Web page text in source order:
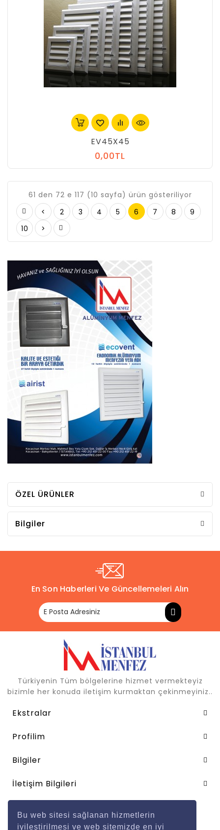
Bu web sitesi sağlanan hizmetlerin
iyileştirilmesi ve web sitemizde en iyi
EV45X45
0,00TL
61 den 72 e 117 (10 sayfa) ürün gösteriliyor
<
2 3 4 5 6 7 8
9
10
>
ÖZEL ÜRÜNLER
Bilgiler
En Son Haberleri Ve Güncellemeleri Alın
Türkiyenin Tüm bölgelerine hizmet vermekteyiz
bizimle her konuda iletişim kurmaktan çekinmeyiniz..
Ekstralar
Profilim
Bilgiler
İletişim Bilgileri
Ödeme Metotları